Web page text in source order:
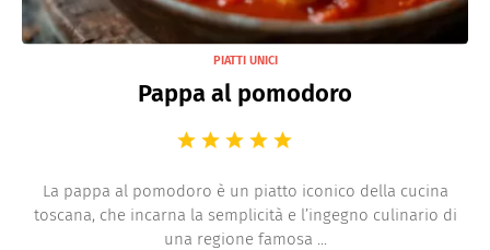
PIATTI UNICI
Pappa al pomodoro
La pappa al pomodoro è un piatto iconico della cucina
toscana, che incarna la semplicità e l’ingegno culinario di
una regione famosa ...